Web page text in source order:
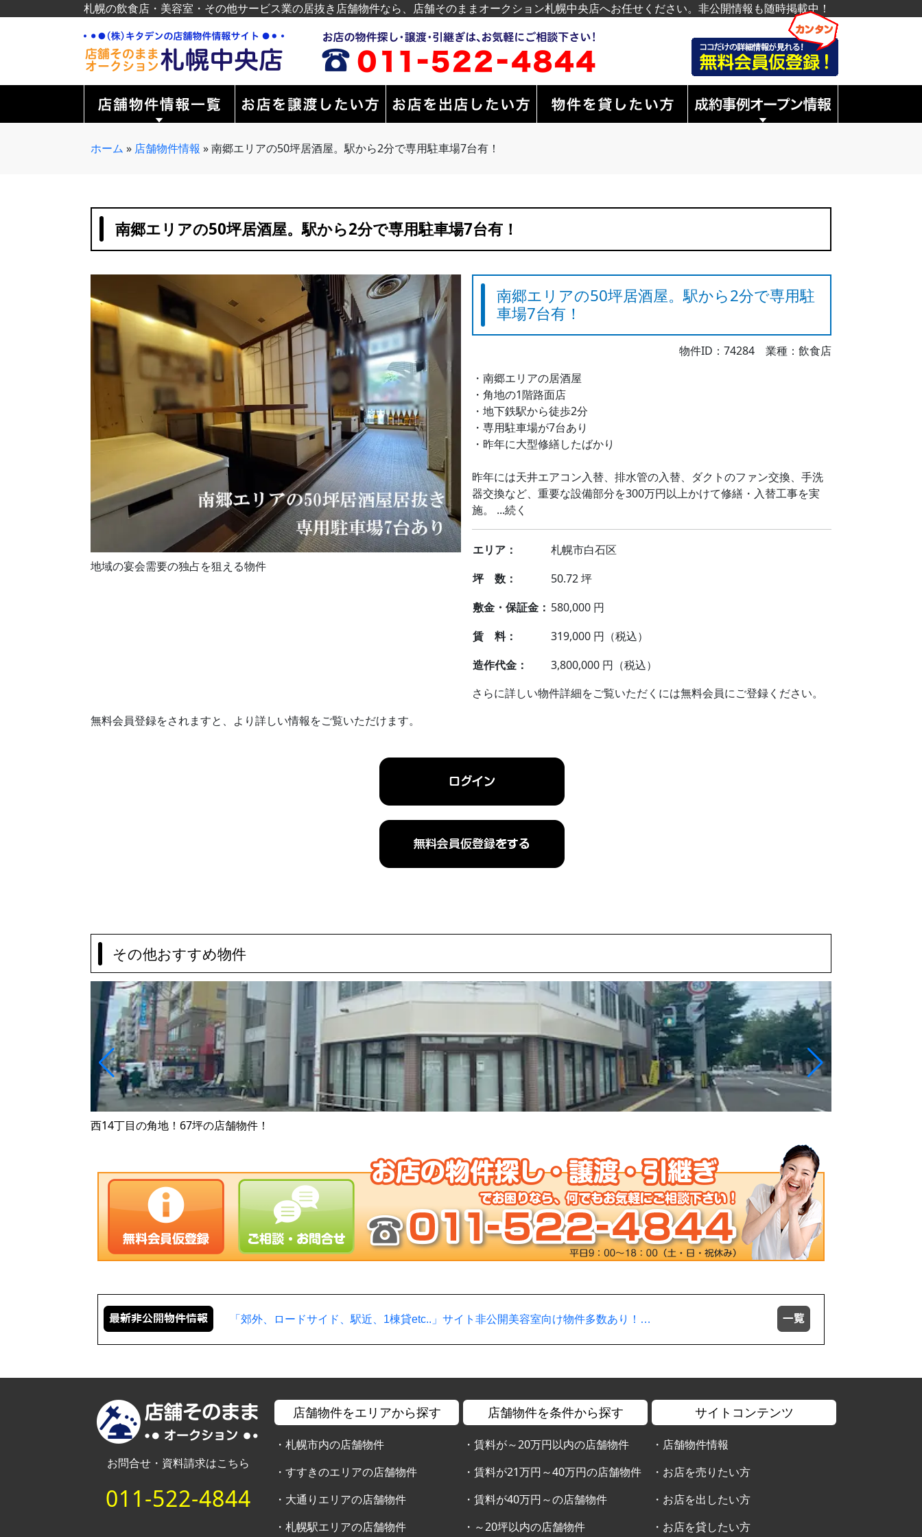
札幌の飲食店・美容室・その他サービス業の居抜き店舗物件なら、店舗そのままオークション札幌中央店へお任せください。非公開情報も随時掲載中！
ホーム » 店舗物件情報 »南郷エリアの50坪居酒屋。駅から2分で専用駐車場7台有！
南郷エリアの50坪居酒屋。駅から2分で専用駐車場7台有！
地域の宴会需要の独占を狙える物件
南郷エリアの50坪居酒屋。駅から2分で専用駐
車場7台有！
物件ID：74284 業種：飲食店
・南郷エリアの居酒屋
・角地の1階路面店
・地下鉄駅から徒歩2分
・専用駐車場が7台あり
・昨年に大型修繕したばかり
昨年には天井エアコン入替、排水管の入替、ダクトのファン交換、手洗
器交換など、重要な設備部分を300万円以上かけて修繕・入替工事を実
施。 ...続く
エリア：
札幌市白石区
坪 数：
50.72 坪
敷金・保証金： 580,000 円
賃 料：
319,000 円（税込）
造作代金：
3,800,000 円（税込）
さらに詳しい物件詳細をご覧いただくには無料会員にご登録ください。
無料会員登録をされますと、より詳しい情報をご覧いただけます。
その他おすすめ物件
西14丁目の角地！67坪の店舗物件！
飲食店居抜き サイト非掲載物件が多数あります。…
お問合せ・資料請求はこちら
011-522-4844
店舗物件をエリアから探す
・札幌市内の店舗物件
・すすきのエリアの店舗物件
・ 大通りエリアの店舗物件
・札幌駅エリアの店舗物件
店舗物件を条件から探す
・賃料が～20万円以内の店舗物件
・賃料が21万円～40万円の店舗物件
・賃料が40万円～の店舗物件
・ ～20坪以内の店舗物件
サイトコンテンツ
・ 店舗物件情報
・ お店を売りたい方
・ お店を出したい方
・ お店を貸したい方